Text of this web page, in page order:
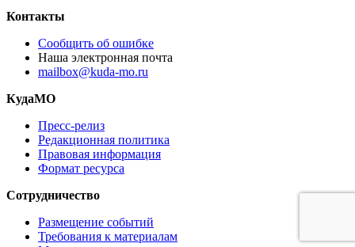
Контакты
Сообщить об ошибке
Наша электронная почта
mailbox@kuda-mo.ru
КудаМО
Пресс-релиз
Редакционная политика
Правовая информация
Формат ресурса
Сотрудничество
Размещение событий
Требования к материалам